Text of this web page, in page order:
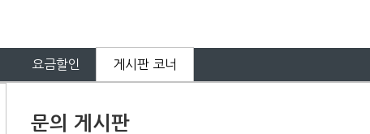
요금할인 게시판 코너
문의 게시판